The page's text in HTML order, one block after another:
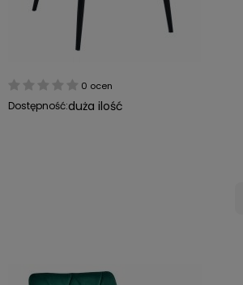
0 ocen
Dostępność:duża ilość